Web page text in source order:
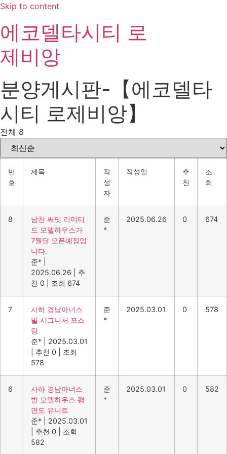
Skip to content
에코델타시티 로
제비앙
분양게시판-【에코델타
시티 로제비앙】
전체 8
번
호
제목
작
성
자
작성일
추
천
조
회
8
남천 써밋 리미티
드 모델하우스가
7월달 오픈예정입
니다.
준*
2025.06.26
추
천 0
조회 674
준
*
2025.06.26 0 674
7
사하 경남아너스
빌 시그니처 포스
팅
준*
2025.03.01
추천 0
조회
578
준
*
2025.03.01 0 578
6
사하 경남아너스
빌 모델하우스 평
면도 유니트
준*
2025.03.01
추천 0
조회
582
준
*
2025.03.01 0 582